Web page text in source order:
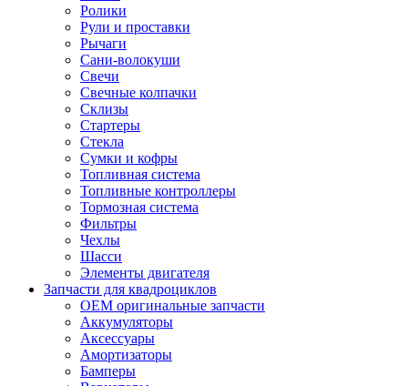
Ролики
Рули и проставки
Рычаги
Сани-волокуши
Свечи
Свечные колпачки
Склизы
Стартеры
Стекла
Сумки и кофры
Топливная система
Топливные контроллеры
Тормозная система
Фильтры
Чехлы
Шасси
Элементы двигателя
Запчасти для квадроциклов
OEM оригинальные запчасти
Аккумуляторы
Аксессуары
Амортизаторы
Бамперы